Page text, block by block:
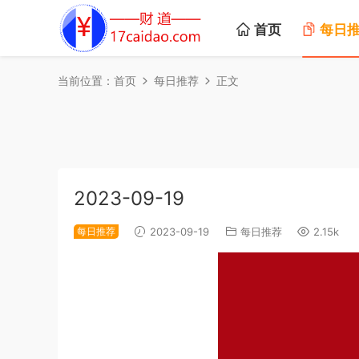
首页 每日
当前位置： 首页 每日推荐 正文
2023-09-19
每日推荐 2023-09-19 每日推荐 2.15k